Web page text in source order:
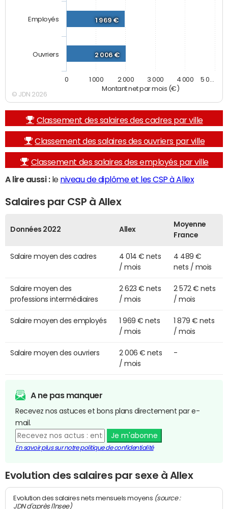
Montant net par mois (€)
1 969 €
2 006 €
Employés
Ouvriers
0 1 000 2 000 3 000 4 000 5 0…
© JDN 2026
Classement des salaires des cadres par ville
Classement des salaires des ouvriers par ville
Classement des salaires des employés par ville
A lire aussi :le niveau de diplôme et les CSP à Allex
Salaires par CSP à Allex
Données 2022 Allex
Moyenne
France
Salaire moyen des cadres
4 014 € nets
/ mois
4 489 €
nets / mois
Salaire moyen des
professions intermédiaires
2 623 € nets
/ mois
2 572 € nets
/ mois
Salaire moyen des employés
1 969 € nets
/ mois
1 879 € nets
/ mois
Salaire moyen des ouvriers
2 006 € nets
/ mois
-
A ne pas manquer
Recevez nos astuces et bons plans directement par e-
mail.
Je m'abonne
En savoir plus sur notre politique de confidentialité
Evolution des salaires par sexe à Allex
Evolution des salaires nets mensuels moyens (source :
JDN d'après l'Insee)